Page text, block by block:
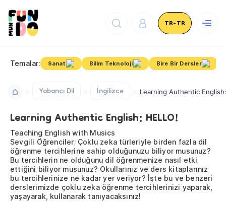
TR-TR
Temalar: Sanat Bilim Teknoloji Bire Bir Dersler
Yabancı Dil İngilizce Learning Authentic
Learning Authentic English: HELLO!
Teaching English with Musics
Sevgili Öğrenciler; Çoklu zeka türleriyle birden fazla dil
öğrenme tercihlerine sahip olduğunuzu biliyor musunuz?
Bu tercihlerin ne olduğunu dil öğrenmenize nasıl etki
ettiğini biliyor musunuz? Okullarınız ve ders kitaplarınız
bu tercihlerinize ne kadar yer veriyor? İşte bu ve benzeri
derslerimizde çoklu zeka öğrenme tercihlerinizi yaparak,
yaşayarak, kullanarak tanıyacaksınız!